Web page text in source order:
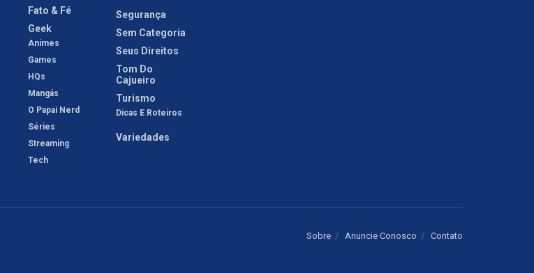
Fato & Fé
Geek
Animes
Games
HQs
Mangás
O Papai Nerd
Séries
Streaming
Tech
Segurança
Sem Categoria
Seus Direitos
Tom Do
Cajueiro
Turismo
Dicas E Roteiros
Variedades
Sobre Anuncie Conosco Contato